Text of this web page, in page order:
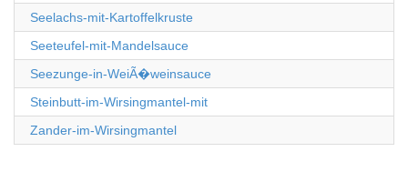
Seelachs-mit-Kartoffelkruste
Seeteufel-mit-Mandelsauce
Seezunge-in-WeiÃ�weinsauce
Steinbutt-im-Wirsingmantel-mit
Zander-im-Wirsingmantel